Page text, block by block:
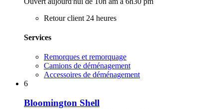
Retour client 24 heures
Services
Remorques et remorquage
Camions de déménagement
Accessoires de déménagement
6
Bloomington Shell